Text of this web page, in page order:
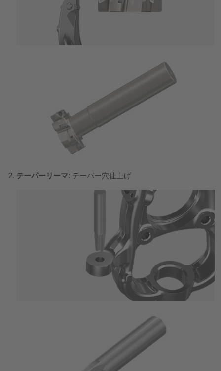
テーパーリーマ: テーパー穴仕上げ